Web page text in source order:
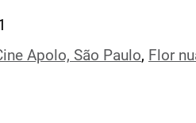
Apolo, São Paulo, Flor